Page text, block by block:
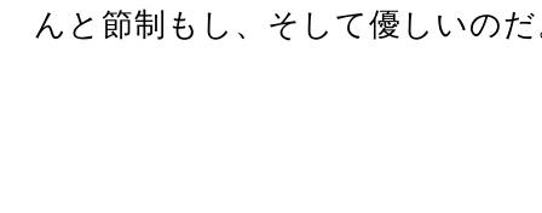
んと節制もし、そして優しいの